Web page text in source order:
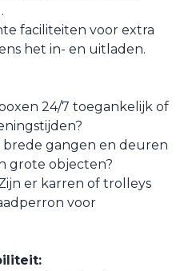
faciliteiten voor extra
het in- en uitladen.
24/7 toegankelijk of
brede gangen en deuren
grote objecten?
er karren of trolleys
voor